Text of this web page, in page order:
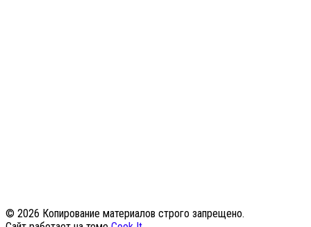
© 2026 Копирование материалов строго запрещено.